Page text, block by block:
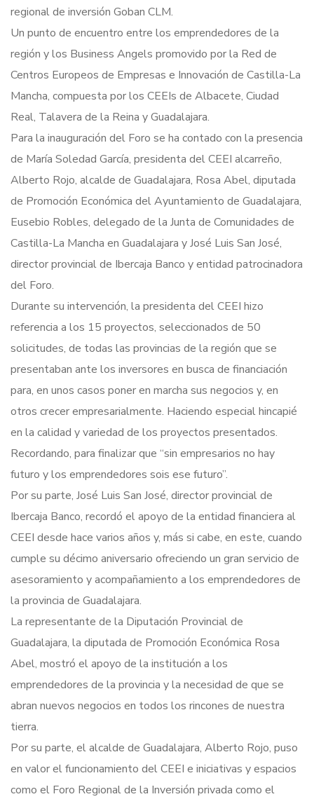
regional de inversión Goban CLM.
Un punto de encuentro entre los emprendedores de la
región y los Business Angels promovido por la Red de
Centros Europeos de Empresas e Innovación de Castilla-La
Mancha, compuesta por los CEEIs de Albacete, Ciudad
Real, Talavera de la Reina y Guadalajara.
Para la inauguración del Foro se ha contado con la presencia
de María Soledad García, presidenta del CEEI alcarreño,
Alberto Rojo, alcalde de Guadalajara, Rosa Abel, diputada
de Promoción Económica del Ayuntamiento de Guadalajara,
Eusebio Robles, delegado de la Junta de Comunidades de
Castilla-La Mancha en Guadalajara y José Luis San José,
director provincial de Ibercaja Banco y entidad patrocinadora
del Foro.
Durante su intervención, la presidenta del CEEI hizo
referencia a los 15 proyectos, seleccionados de 50
solicitudes, de todas las provincias de la región que se
presentaban ante los inversores en busca de financiación
para, en unos casos poner en marcha sus negocios y, en
otros crecer empresarialmente. Haciendo especial hincapié
en la calidad y variedad de los proyectos presentados.
Recordando, para finalizar que “sin empresarios no hay
futuro y los emprendedores sois ese futuro”.
Por su parte, José Luis San José, director provincial de
Ibercaja Banco, recordó el apoyo de la entidad financiera al
CEEI desde hace varios años y, más si cabe, en este, cuando
cumple su décimo aniversario ofreciendo un gran servicio de
asesoramiento y acompañamiento a los emprendedores de
la provincia de Guadalajara.
La representante de la Diputación Provincial de
Guadalajara, la diputada de Promoción Económica Rosa
Abel, mostró el apoyo de la institución a los
emprendedores de la provincia y la necesidad de que se
abran nuevos negocios en todos los rincones de nuestra
tierra.
Por su parte, el alcalde de Guadalajara, Alberto Rojo, puso
en valor el funcionamiento del CEEI e iniciativas y espacios
como el Foro Regional de la Inversión privada como el